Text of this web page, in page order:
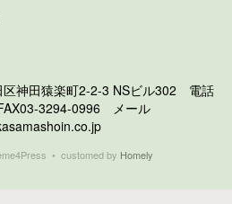
神田猿楽町2-2-3 NSビル302 電話
3294-0996 メール
• customed by Homely